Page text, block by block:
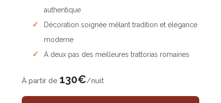
authentique
Décoration soignée mêlant tradition et élégance
moderne
À deux pas des meilleures trattorias romaines
À partir de 130€/nuit